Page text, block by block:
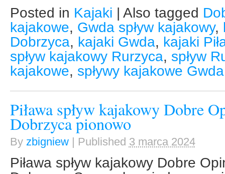
Posted in Kajaki Also tagged
kajakowe, Gwda spływ kajakowy,
Dobrzyca, kajaki Gwda, kajaki
spływ kajakowy Rurzyca, spływ
kajakowe, spływy kajakowe Gwda
Piława spływ kajakowy Dobre
Dobrzyca pionowo
By zbigniew | Published 3 marca 2024
Piława spływ kajakowy Dobre